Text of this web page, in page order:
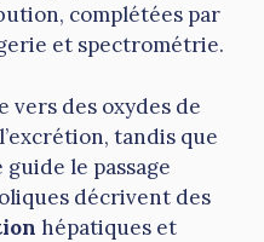
complétées par
et spectrométrie.
vers des oxydes de
tandis que
le passage
décrivent des
hépatiques et